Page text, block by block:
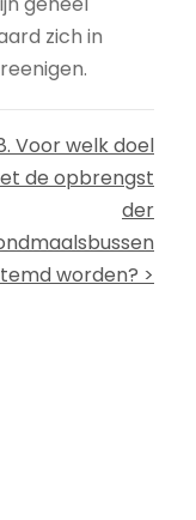
zich in
Voor welk doel
de opbrengst
der
worden? >